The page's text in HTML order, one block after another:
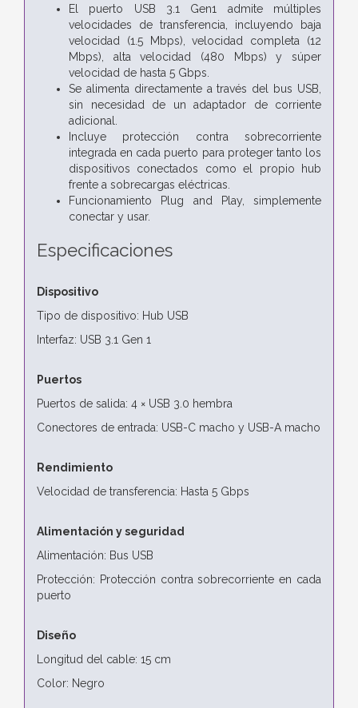
El puerto USB 3.1 Gen1 admite múltiples
velocidades de transferencia, incluyendo baja
velocidad (1.5 Mbps), velocidad completa (12
Mbps), alta velocidad (480 Mbps) y súper
velocidad de hasta 5 Gbps.
Se alimenta directamente a través del bus USB,
sin necesidad de un adaptador de corriente
adicional.
Incluye protección contra sobrecorriente
integrada en cada puerto para proteger tanto los
dispositivos conectados como el propio hub
frente a sobrecargas eléctricas.
Funcionamiento Plug and Play, simplemente
conectar y usar.
Especificaciones
Dispositivo
Tipo de dispositivo: Hub USB
Interfaz: USB 3.1 Gen 1
Puertos
Puertos de salida: 4 × USB 3.0 hembra
Conectores de entrada: USB-C macho y USB-A macho
Rendimiento
Velocidad de transferencia: Hasta 5 Gbps
Alimentación y seguridad
Alimentación: Bus USB
Protección: Protección contra sobrecorriente en cada
puerto
Diseño
Longitud del cable: 15 cm
Color: Negro